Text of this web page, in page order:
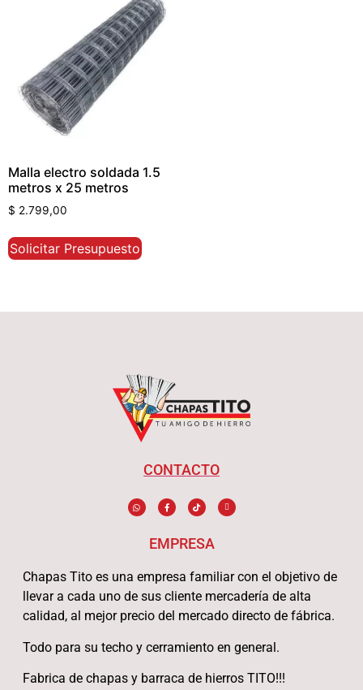
Malla electro soldada 1.5
metros x 25 metros
$ 2.799,00
Solicitar Presupuesto
CONTACTO
EMPRESA
Chapas Tito es una empresa familiar con el objetivo de
llevar a cada uno de sus cliente mercadería de alta
calidad, al mejor precio del mercado directo de fábrica.
Todo para su techo y cerramiento en general.
Fabrica de chapas y barraca de hierros TITO!!!